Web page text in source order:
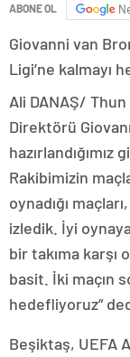
ABONE OL
Giovanni van
Ligi’ne kalmayı
Ali DANAŞ/
Direktörü
hazırlandığımız
Rakibimizin
oynadığı
izledik. İyi
bir takıma karşı
basit. İki maçın
hedefliyoruz”
Beşiktaş, UEFA